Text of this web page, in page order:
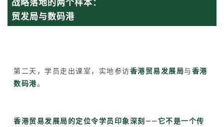
战略落地的两个样本：
贸发局与数码港
第二天，学员走出课室，实地参访香港贸易发展局与香港
数码港。
香港贸易发展局的定位令学员印象深刻——它不是一个传